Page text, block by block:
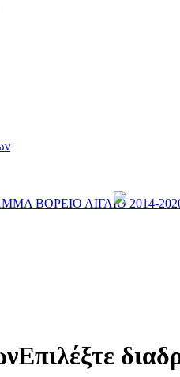
ΒΟΡΕΙΟ ΑΙΓΑΙΟ 2014-
Επιλέξτε